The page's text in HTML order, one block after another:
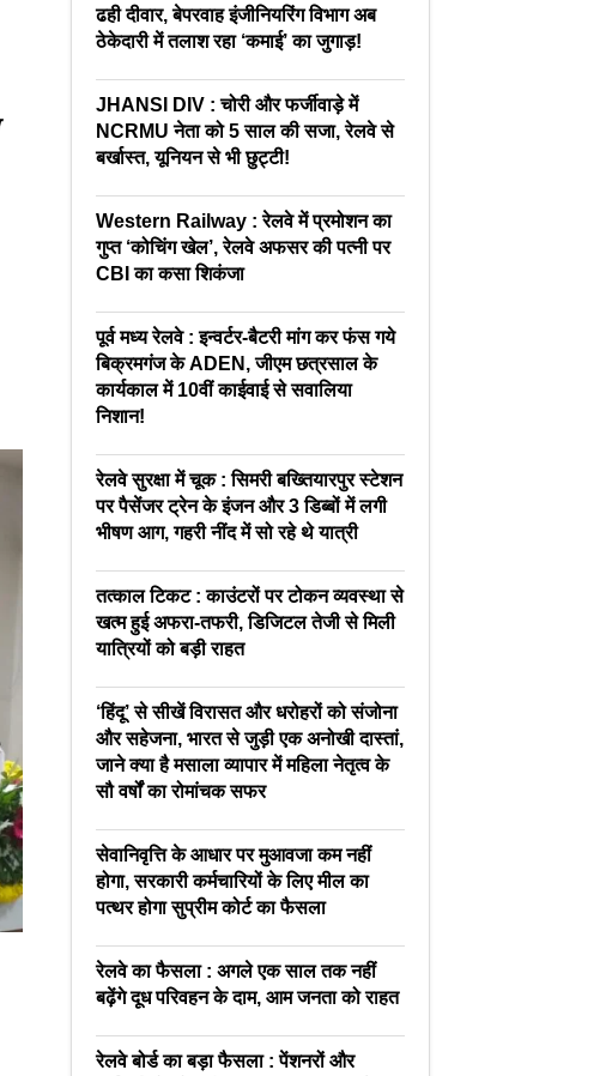
ढही दीवार, बेपरवाह इंजीनियरिंग विभाग अब
ठेकेदारी में तलाश रहा ‘कमाई’ का जुगाड़!
JHANSI DIV : चोरी और फर्जीवाड़े में
NCRMU नेता को 5 साल की सजा, रेलवे से
बर्खास्त, यूनियन से भी छुट्टी!
Western Railway : रेलवे में प्रमोशन का
गुप्त ‘कोचिंग खेल’, रेलवे अफसर की पत्नी पर
CBI का कसा शिकंजा
पूर्व मध्य रेलवे : इन्वर्टर-बैटरी मांग कर फंस गये
बिक्रमगंज के ADEN, जीएम छत्रसाल के
कार्यकाल में 10वीं काईवाई से सवालिया
निशान!
रेलवे सुरक्षा में चूक : सिमरी बख्तियारपुर स्टेशन
पर पैसेंजर ट्रेन के इंजन और 3 डिब्बों में लगी
भीषण आग, गहरी नींद में सो रहे थे यात्री
तत्काल टिकट : काउंटरों पर टोकन व्यवस्था से
खत्म हुई अफरा-तफरी, डिजिटल तेजी से मिली
यात्रियों को बड़ी राहत
‘हिंदू’ से सीखें विरासत और धरोहरों को संजोना
और सहेजना, भारत से जुड़ी एक अनोखी दास्तां,
जाने क्या है मसाला व्यापार में महिला नेतृत्व के
सौ वर्षों का रोमांचक सफर
सेवानिवृत्ति के आधार पर मुआवजा कम नहीं
होगा, सरकारी कर्मचारियों के लिए मील का
पत्थर होगा सुप्रीम कोर्ट का फैसला
रेलवे का फैसला : अगले एक साल तक नहीं
बढ़ेंगे दूध परिवहन के दाम, आम जनता को राहत
रेलवे बोर्ड का बड़ा फैसला : पेंशनरों और